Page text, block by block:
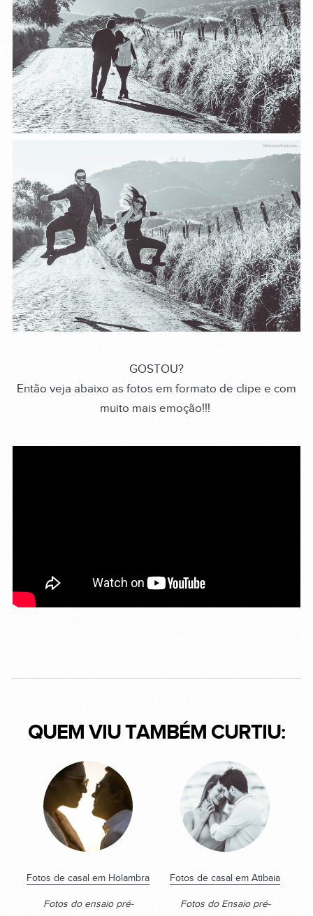
GOSTOU?
Então veja abaixo as fotos em formato de clipe e com
muito mais emoção!!!
QUEM VIU TAMBÉM CURTIU:
Fotos de casal em Holambra
Fotos do ensaio pré-
Fotos de casal em Atibaia
Fotos do Ensaio pré-